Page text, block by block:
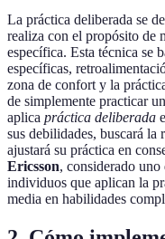
La práctica deliberada se
realiza con el propósito de
específica. Esta técnica se
específicas,
zona de confort y la
de simplemente practicar
aplica práctica deliberada
sus debilidades, buscará
ajustará su práctica en
Ericsson, considerado uno
individuos que aplican la
media en habilidades